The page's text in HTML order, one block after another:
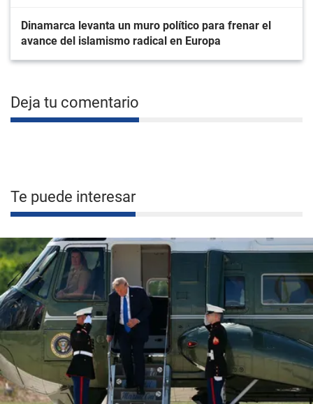
Dinamarca levanta un muro político para frenar el
avance del islamismo radical en Europa
Deja tu comentario
Te puede interesar